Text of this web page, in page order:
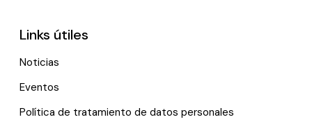
Links útiles
Noticias
Eventos
Política de tratamiento de datos personales